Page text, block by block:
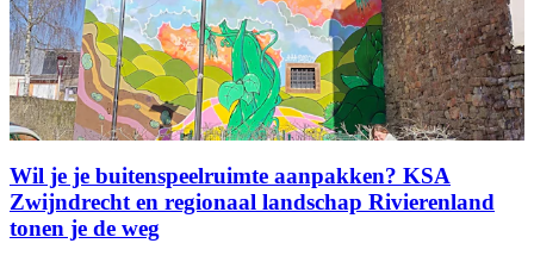
Wil je je buitenspeelruimte aanpakken? KSA
Zwijndrecht en regionaal landschap Rivierenland
tonen je de weg